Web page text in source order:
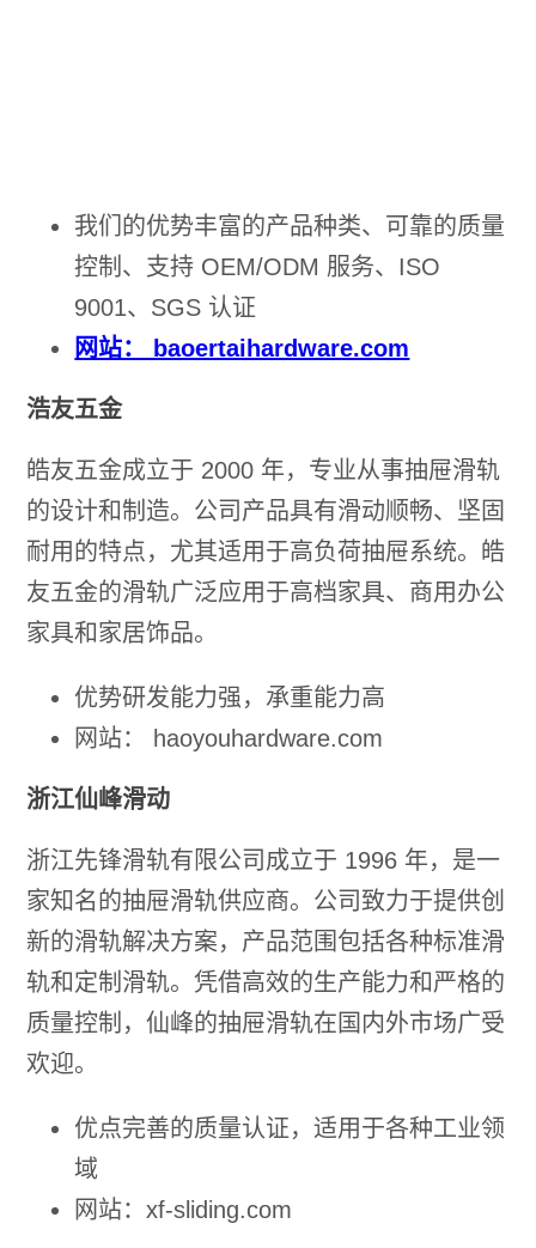
我们的优势丰富的产品种类、可靠的质量
控制、支持 OEM/ODM 服务、ISO
9001、SGS 认证
网站： baoertaihardware.com
浩友五金
皓友五金成立于 2000 年，专业从事抽屉滑轨
的设计和制造。公司产品具有滑动顺畅、坚固
耐用的特点，尤其适用于高负荷抽屉系统。皓
友五金的滑轨广泛应用于高档家具、商用办公
家具和家居饰品。
优势研发能力强，承重能力高
网站： haoyouhardware.com
浙江仙峰滑动
浙江先锋滑轨有限公司成立于 1996 年，是一
家知名的抽屉滑轨供应商。公司致力于提供创
新的滑轨解决方案，产品范围包括各种标准滑
轨和定制滑轨。凭借高效的生产能力和严格的
质量控制，仙峰的抽屉滑轨在国内外市场广受
欢迎。
优点完善的质量认证，适用于各种工业领
域
网站：xf-sliding.com